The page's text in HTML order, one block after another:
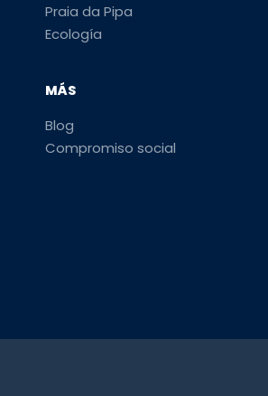
Praia da Pipa
Ecología
MÁS
Blog
Compromiso social